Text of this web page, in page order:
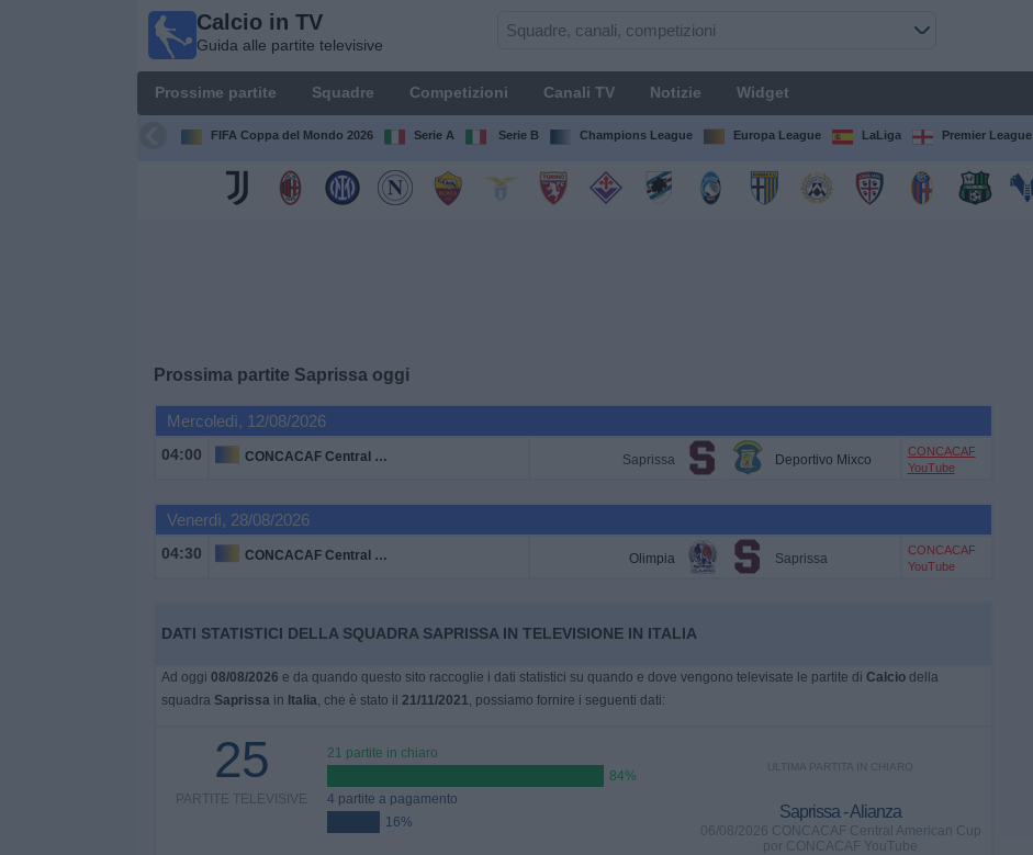
Calcio in TV
Guida alle partite televisive
Prossime partite Squadre Competizioni Canali TV Notizie Widget
FIFA Coppa del Mondo 2026 Serie A Serie B Champions League Europa League LaLiga Premier League
Prossima partite Saprissaoggi
Mercoledì, 12/08/2026
04:00 CONCACAF Central American Cup Saprissa Deportivo Mixco
CONCACAF
YouTube
Venerdì, 28/08/2026
04:30 CONCACAF Central American Cup Olimpia Saprissa
CONCACAF
YouTube
DATI STATISTICI DELLA SQUADRA SAPRISSA IN TELEVISIONE IN ITALIA
Ad oggi 08/08/2026 e da quando questo sito raccoglie i dati statistici su quando e dove vengono televisate le partite di Calciodella
squadra Saprissain Italia, che è stato il 21/11/2021, possiamo fornire i seguenti dati:
25
PARTITE TELEVISIVE
21 partite in chiaro
84%
4 partite a pagamento
16%
ULTIMA PARTITA IN CHIARO
Saprissa - Alianza
06/08/2026 CONCACAF Central American Cup
por CONCACAF YouTube